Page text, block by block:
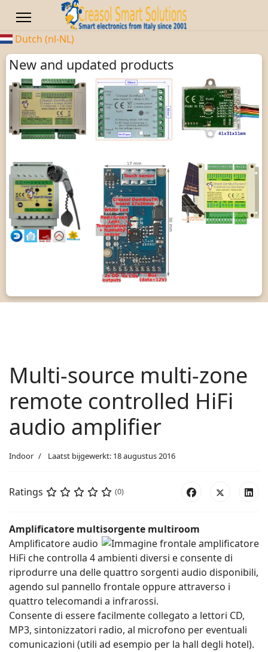
Dutch (nl-NL)
New and updated products
Multi-source multi-zone
remote controlled HiFi
audio amplifier
Indoor Laatst bijgewerkt: 18 augustus 2016
Ratings (0)
Amplificatore multisorgente multiroom
Amplificatore audio
HiFi che controlla 4 ambienti diversi e consente di
riprodurre una delle quattro sorgenti audio disponibili,
agendo sul pannello frontale oppure attraverso i
quattro telecomandi a infrarossi.
Consente di essere facilmente collegato a lettori CD,
MP3, sintonizzatori radio, al microfono per eventuali
comunicazioni (utili ad esempio per la hall degli hotel).